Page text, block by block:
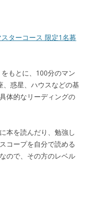
ターコース 限定1名募
もとに、100分のマン
、惑星、ハウスなどの基
体的なリーディングの
本を読んだり、勉強し
コープを自分で読める
ので、その方のレベル